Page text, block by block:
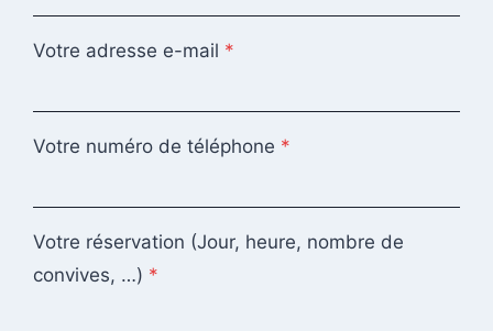
Votre adresse e-mail *
Votre numéro de téléphone *
Votre réservation (Jour, heure, nombre de
convives, …) *